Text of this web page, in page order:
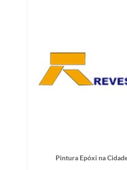
Pintura Epóxi na